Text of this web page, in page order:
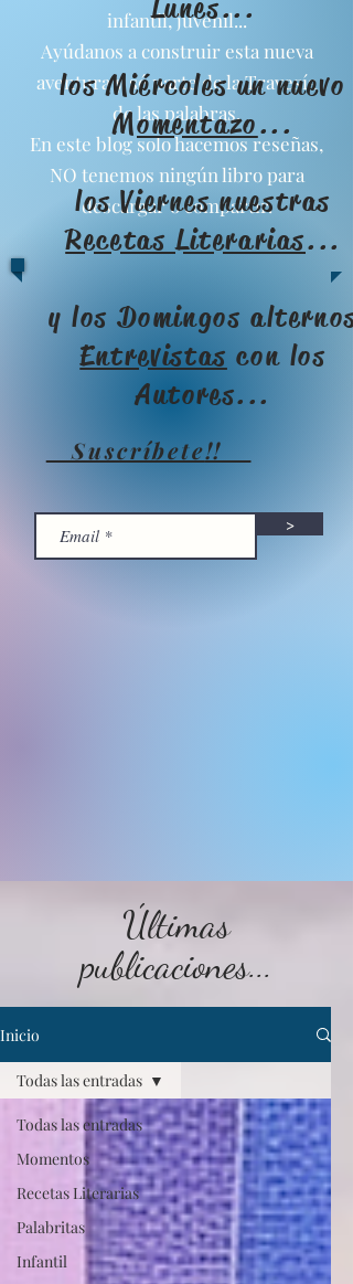
infantil, juvenil...
Ayúdanos a construir esta nueva
aventura y sé parte de la Travesía
de las palabras.
En este blog solo hacemos reseñas,
NO tenemos ningún libro para
descargar o compartir.
Lunes...
los Miércoles un nuevo
Momentazo...
los Viernes nuestras
Recetas Literarias...
y los Domingos alternos
Entrevistas con los
Autores...
Suscríbete!!
>
Últimas
publicaciones...
Inicio
Todas las entradas
Momentos
Recetas Literarias
Palabritas
Infantil
Todas las entradas